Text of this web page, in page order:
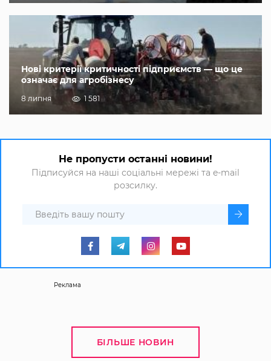
Нові критерії критичності підприємств — що це
означає для агробізнесу
8 липня 1 581
Не пропусти останні новини!
Підписуйся на наші соціальні мережі та e-mail
розсилку.
Реклама
БІЛЬШЕ НОВИН